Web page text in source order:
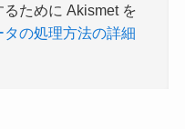
ために Akismet を
タの処理方法の詳細